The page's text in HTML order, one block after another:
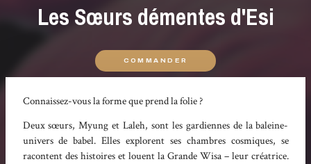
Les Sœurs démentes d'Esi
COMMANDER
Connaissez-vous la forme que prend la folie ?
Deux sœurs, Myung et Laleh, sont les gardiennes de la baleine-
univers de babel. Elles explorent ses chambres cosmiques, se
racontent des histoires et louent la Grande Wisa – leur créatrice.